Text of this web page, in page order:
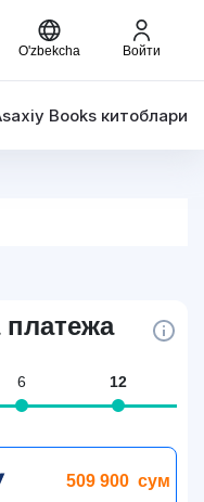
O'zbekcha Войти
Books китоблари
платежа
6 12
509 900 сум